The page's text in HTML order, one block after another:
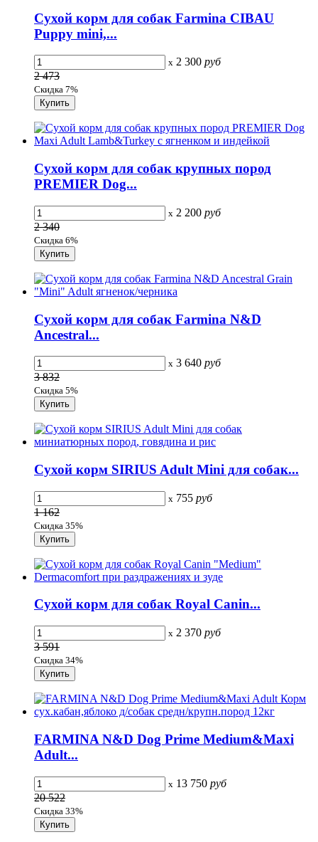
Сухой корм для собак Farmina CIBAU
Puppy mini,...
x 2 300 руб
2 473
Скидка 7%
Сухой корм для собак крупных пород
PREMIER Dog...
x 2 200 руб
2 340
Скидка 6%
Сухой корм для собак Farmina N&D
Ancestral...
x 3 640 руб
3 832
Скидка 5%
Сухой корм SIRIUS Adult Mini для собак...
x 755 руб
1 162
Скидка 35%
Сухой корм для собак Royal Canin...
x 2 370 руб
3 591
Скидка 34%
FARMINA N&D Dog Prime Medium&Maxi
Adult...
x 13 750 руб
20 522
Скидка 33%